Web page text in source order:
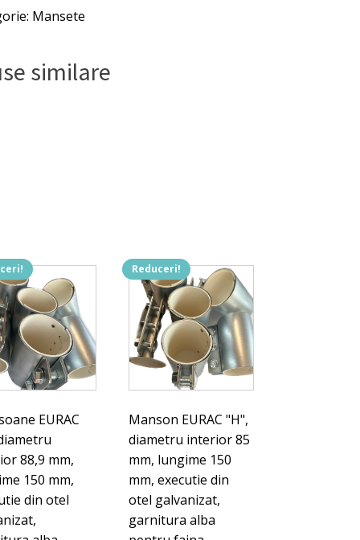
Mansete
similare
EURAC
88,9 mm,
150 mm,
din otel
Reduceri!
Manson EURAC "H",
diametru interior 85
mm, lungime 150
mm, executie din
otel galvanizat,
garnitura alba